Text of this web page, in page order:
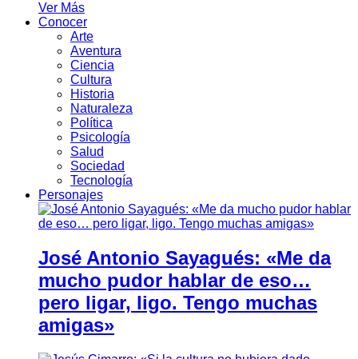
Ver Más
Conocer
Arte
Aventura
Ciencia
Cultura
Historia
Naturaleza
Política
Psicología
Salud
Sociedad
Tecnología
Personajes
José Antonio Sayagués: «Me da
mucho pudor hablar de eso…
pero ligar, ligo. Tengo muchas
amigas»